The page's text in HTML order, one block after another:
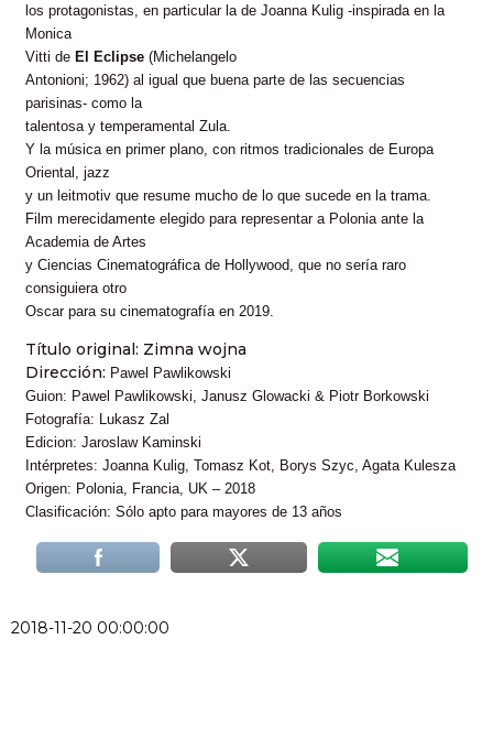
los protagonistas, en particular la de Joanna Kulig -inspirada en la
Monica
Vitti de El Eclipse (Michelangelo
Antonioni; 1962) al igual que buena parte de las secuencias
parisinas- como la
talentosa y temperamental Zula.
Y la música en primer plano, con ritmos tradicionales de Europa
Oriental, jazz
y un leitmotiv que resume mucho de lo que sucede en la trama.
Film merecidamente elegido para representar a Polonia ante la
Academia de Artes
y Ciencias Cinematográfica de Hollywood, que no sería raro
consiguiera otro
Oscar para su cinematografía en 2019.
Título original: Zimna wojna
Dirección: Pawel Pawlikowski
Guion: Pawel Pawlikowski, Janusz Glowacki & Piotr Borkowski
Fotografía: Lukasz Zal
Edicion: Jaroslaw Kaminski
Intérpretes: Joanna Kulig, Tomasz Kot, Borys Szyc, Agata Kulesza
Origen: Polonia, Francia, UK – 2018
Clasificación: Sólo apto para mayores de 13 años
2018-11-20 00:00:00